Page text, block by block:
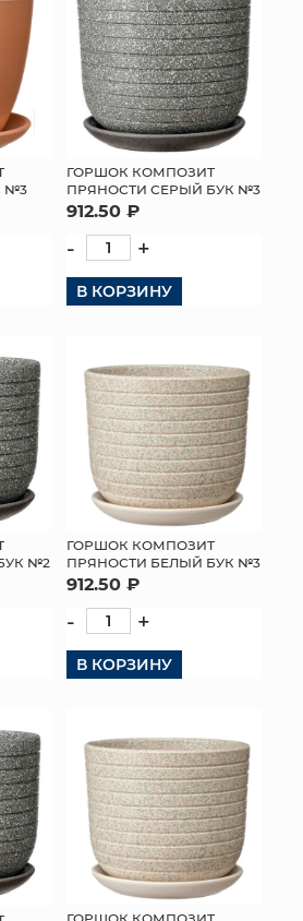
№3
ГОРШОК КОМПОЗИТ
ПРЯНОСТИ СЕРЫЙ БУК №3
912.50 ₽
- +
В КОРЗИНУ
№2
ГОРШОК КОМПОЗИТ
ПРЯНОСТИ БЕЛЫЙ БУК №3
912.50 ₽
- +
В КОРЗИНУ